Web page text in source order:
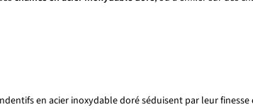
en acier inoxydable doré séduisent par leur